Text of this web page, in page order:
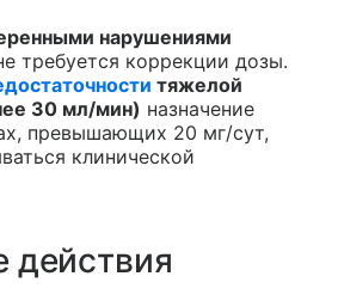
нарушениями
требуется коррекции дозы.
тяжелой
30 мл/мин) назначение
превышающих 20 мг/сут,
клинической
действия